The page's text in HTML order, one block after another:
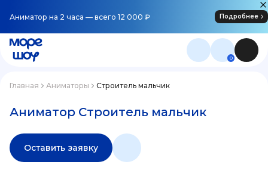
Аниматор на 2 часа — всего 12 000 ₽ Подробнее
0
Главная Аниматоры Строитель мальчик
Аниматор Строитель мальчик
Оставить заявку